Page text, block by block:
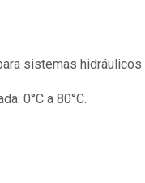
sistemas hidráulicos
0°C a 80°C.